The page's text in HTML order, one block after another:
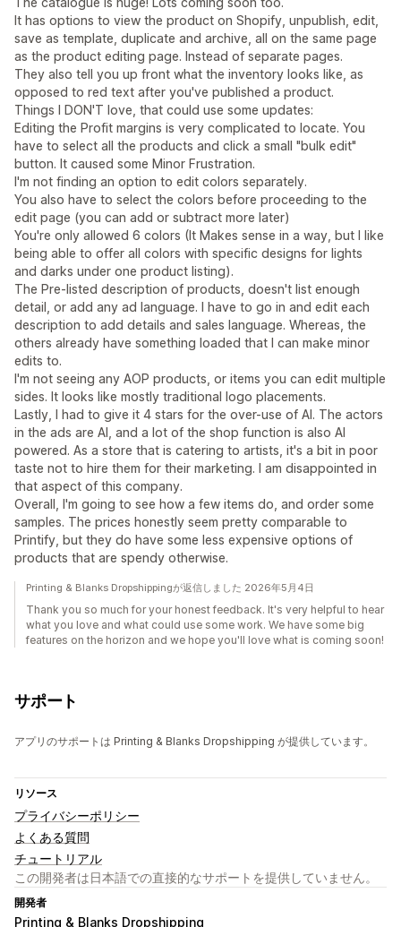
It has options to view the product on Shopify, unpublish, edit,
save as template, duplicate and archive, all on the same page
as the product editing page. Instead of separate pages.
They also tell you up front what the inventory looks like, as
opposed to red text after you've published a product.
Things I DON'T love, that could use some updates:
Editing the Profit margins is very complicated to locate. You
have to select all the products and click a small "bulk edit"
button. It caused some Minor Frustration.
I'm not finding an option to edit colors separately.
You also have to select the colors before proceeding to the
edit page (you can add or subtract more later)
You're only allowed 6 colors (It Makes sense in a way, but I like
being able to offer all colors with specific designs for lights
and darks under one product listing).
The Pre-listed description of products, doesn't list enough
detail, or add any ad language. I have to go in and edit each
description to add details and sales language. Whereas, the
others already have something loaded that I can make minor
edits to.
I'm not seeing any AOP products, or items you can edit multiple
sides. It looks like mostly traditional logo placements.
Lastly, I had to give it 4 stars for the over-use of AI. The actors
in the ads are AI, and a lot of the shop function is also AI
powered. As a store that is catering to artists, it's a bit in poor
taste not to hire them for their marketing. I am disappointed in
that aspect of this company.
Overall, I'm going to see how a few items do, and order some
samples. The prices honestly seem pretty comparable to
Printify, but they do have some less expensive options of
products that are spendy otherwise.
Printing & Blanks Dropshippingが返信しました 2026年5月4日
Thank you so much for your honest feedback. It's very helpful to hear
what you love and what could use some work. We have some big
features on the horizon and we hope you'll love what is coming soon!
サポート
アプリのサポートは Printing & Blanks Dropshipping が提供しています。
リソース
プライバシーポリシー
よくある質問
チュートリアル
この開発者は日本語での直接的なサポートを提供していません。
開発者
Printing & Blanks Dropshipping